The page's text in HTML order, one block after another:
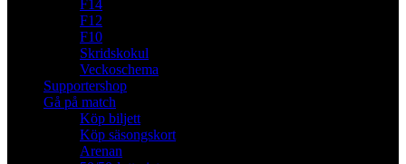
F14
F12
F10
Skridskokul
Veckoschema
Supportershop
Gå på match
Köp biljett
Köp säsongskort
Arenan